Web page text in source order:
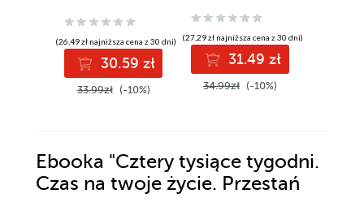
(26,49 zł najniższa cena z 30 dni)
30.59 zł
33.99zł (-10%)
(27,29 zł najniższa cena z 30 dni)
31.49 zł
34.99zł (-10%)
Ebooka "Cztery tysiące tygodni.
Czas na twoje życie. Przestań